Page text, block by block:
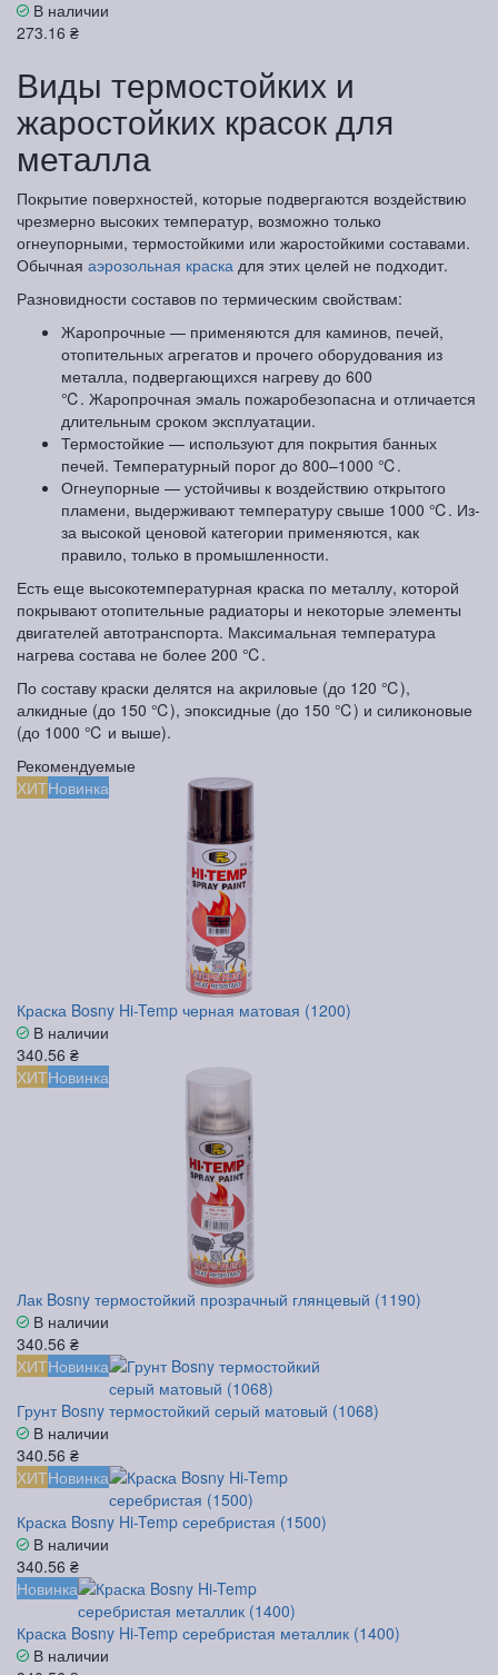
В наличии
273.16 ₴
Виды термостойких и
жаростойких красок для
металла
Покрытие поверхностей, которые подвергаются воздействию
чрезмерно высоких температур, возможно только
огнеупорными, термостойкими или жаростойкими составами.
Обычная аэрозольная краска для этих целей не подходит.
Разновидности составов по термическим свойствам:
Жаропрочные — применяются для каминов, печей,
отопительных агрегатов и прочего оборудования из
металла, подвергающихся нагреву до 600
℃. Жаропрочная эмаль пожаробезопасна и отличается
длительным сроком эксплуатации.
Термостойкие — используют для покрытия банных
печей. Температурный порог до 800–1000 ℃.
Огнеупорные — устойчивы к воздействию открытого
пламени, выдерживают температуру свыше 1000 ℃. Из-
за высокой ценовой категории применяются, как
правило, только в промышленности.
Есть еще высокотемпературная краска по металлу, которой
покрывают отопительные радиаторы и некоторые элементы
двигателей автотранспорта. Максимальная температура
нагрева состава не более 200 ℃.
По составу краски делятся на акриловые (до 120 ℃),
алкидные (до 150 ℃), эпоксидные (до 150 ℃) и силиконовые
(до 1000 ℃ и выше).
Рекомендуемые
ХИТНовинка
Краска Bosny Hi-Temp черная матовая (1200)
В наличии
340.56 ₴
ХИТНовинка
Лак Bosny термостойкий прозрачный глянцевый (1190)
В наличии
340.56 ₴
ХИТНовинка
Грунт Bosny термостойкий серый матовый (1068)
В наличии
340.56 ₴
ХИТНовинка
Краска Bosny Hi-Temp серебристая (1500)
В наличии
340.56 ₴
Новинка
Краска Bosny Hi-Temp серебристая металлик (1400)
В наличии